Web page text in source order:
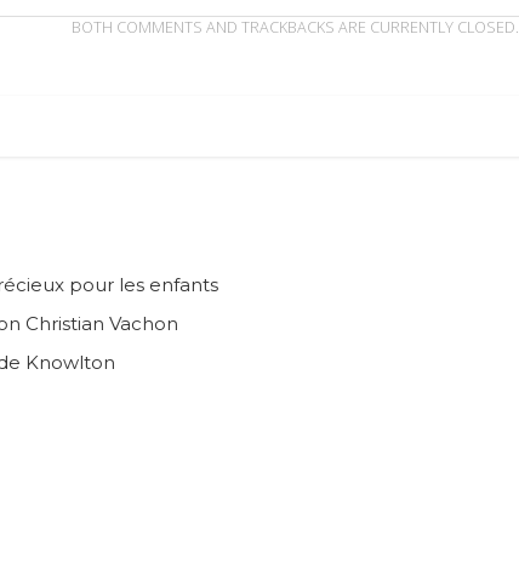
BOTH COMMENTS AND TRACKBACKS ARE CURRENTLY CLOSED.
pour les enfants
Christian Vachon
Knowlton